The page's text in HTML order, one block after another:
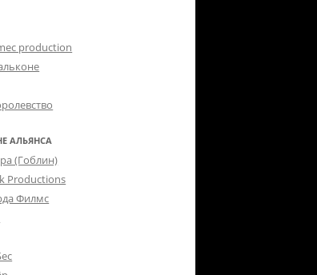
production
АЛЬЯНСА
(Гоблин)
Productions
Филмс